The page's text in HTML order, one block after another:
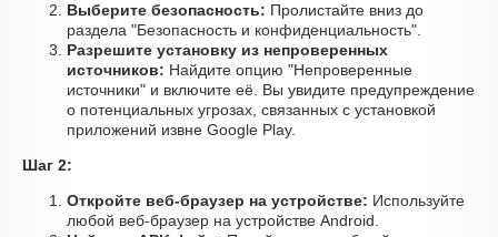
Выберите безопасность: Пролистайте вниз до
раздела "Безопасность и конфиденциальность".
Разрешите установку из непроверенных
источников: Найдите опцию "Непроверенные
источники" и включите её. Вы увидите предупреждение
о потенциальных угрозах, связанных с установкой
приложений извне Google Play.
Шаг 2:
Откройте веб-браузер на устройстве: Используйте
любой веб-браузер на устройстве Android.